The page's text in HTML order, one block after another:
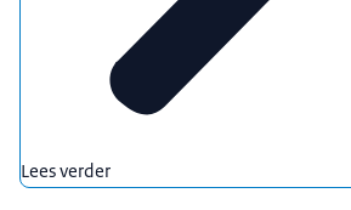
Lees verder